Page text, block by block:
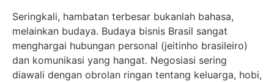
Seringkali, hambatan terbesar bukanlah bahasa,
melainkan budaya. Budaya bisnis Brasil sangat
menghargai hubungan personal (jeitinho brasileiro)
dan komunikasi yang hangat. Negosiasi sering
diawali dengan obrolan ringan tentang keluarga, hobi,